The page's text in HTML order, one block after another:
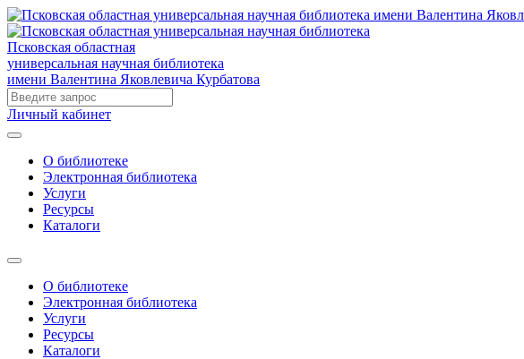
Псковская областная
универсальная научная библиотека
имени Валентина Яковлевича Курбатова
Личный кабинет
О библиотеке
Электронная библиотека
Услуги
Ресурсы
Каталоги
О библиотеке
Электронная библиотека
Услуги
Ресурсы
Каталоги